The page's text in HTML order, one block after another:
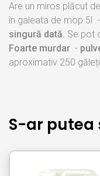
Are un miros plăcut
în galeata de mop 5l -
singură dată. Se pot
Foarte murdar -
aproximativ 250
S-ar putea